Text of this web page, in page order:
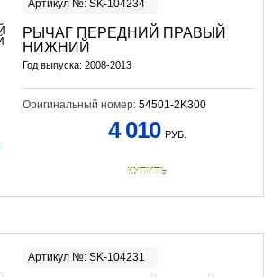
Артикул №: SK-104234
РЫЧАГ ПЕРЕДНИЙ ПРАВЫЙ
НИЖНИЙ
Год выпуска: 2008-2013
Оригинальный номер: 54501-2K300
4 010 РУБ.
КУПИТЬ
Артикул №: SK-104231